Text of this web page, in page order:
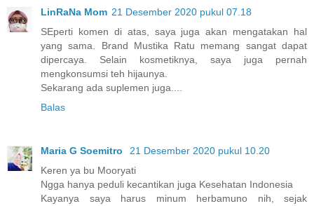
LinRaNa Mom 21 Desember 2020 pukul 07.18
SEperti komen di atas, saya juga akan mengatakan hal
yang sama. Brand Mustika Ratu memang sangat dapat
dipercaya. Selain kosmetiknya, saya juga pernah
mengkonsumsi teh hijaunya.
Sekarang ada suplemen juga....
Balas
Maria G Soemitro
21 Desember 2020 pukul 10.20
Keren ya bu Mooryati
Ngga hanya peduli kecantikan juga Kesehatan Indonesia
Kayanya saya harus minum herbamuno nih, sejak